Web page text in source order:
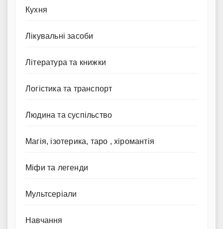
Кухня
Лікувальні засоби
Література та книжки
Логістика та транспорт
Людина та суспільство
Магія, ізотерика, таро , хіромантія
Міфи та легенди
Мультсеріали
Навчання